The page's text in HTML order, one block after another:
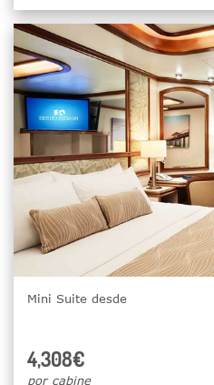
Mini Suite desde
4,308€
por cabine